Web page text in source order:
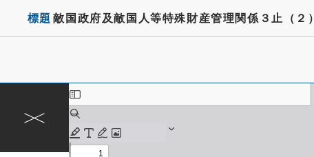
標題 敵国政府及敵国人等特殊財産管理関係３止（２）